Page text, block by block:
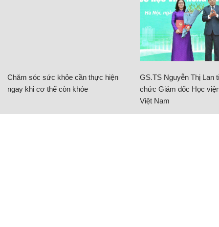
Chăm sóc sức khỏe cần thực hiện
ngay khi cơ thể còn khỏe
GS.TS Nguyễn Thị Lan
chức Giám đốc Học
Việt Nam